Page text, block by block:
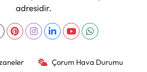
adresidir.
Çorum Hava Durumu